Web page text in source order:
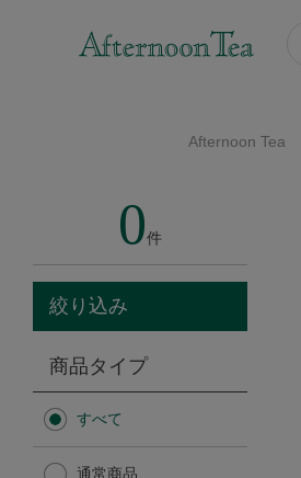
ソーシャルギフト
カタログギフト
Afternoon Tea TEAROOM
Afternoon Tea
0件
絞り込み
商品タイプ
すべて
通常商品